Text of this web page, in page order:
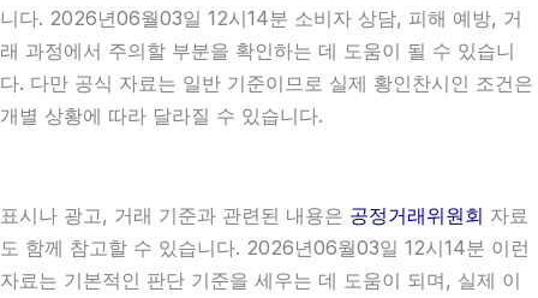
니다. 2026년06월03일 12시14분 소비자 상담, 피해 예방, 거
래 과정에서 주의할 부분을 확인하는 데 도움이 될 수 있습니
다. 다만 공식 자료는 일반 기준이므로 실제 황인찬시인 조건은
개별 상황에 따라 달라질 수 있습니다.
표시나 광고, 거래 기준과 관련된 내용은 공정거래위원회 자료
도 함께 참고할 수 있습니다. 2026년06월03일 12시14분 이런
자료는 기본적인 판단 기준을 세우는 데 도움이 되며, 실제 이